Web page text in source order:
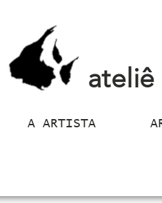
ateliê
A ARTISTA